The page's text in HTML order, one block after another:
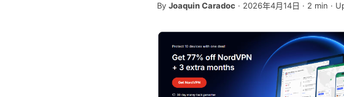
By Joaquin Caradoc · 2026年4月14日 · 2 min ·